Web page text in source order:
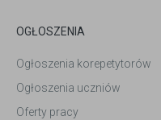
OGŁOSZENIA
Ogłoszenia korepetytorów
Ogłoszenia uczniów
Oferty pracy